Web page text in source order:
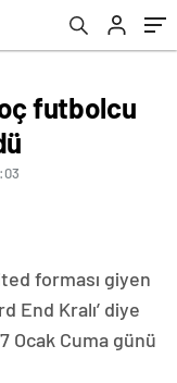
futbolcu
forması giyen
End Kralı’ diye
Ocak Cuma günü